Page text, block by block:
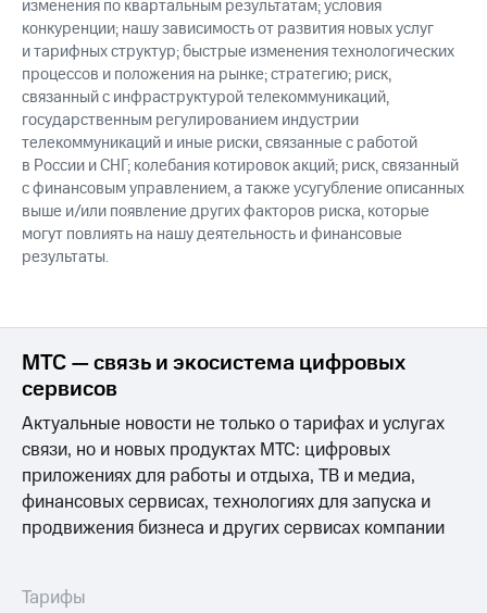
изменения по квартальным результатам; условия
конкуренции; нашу зависимость от развития новых услуг
и тарифных структур; быстрые изменения технологических
процессов и положения на рынке; стратегию; риск,
связанный с инфраструктурой телекоммуникаций,
государственным регулированием индустрии
телекоммуникаций и иные риски, связанные с работой
в России и СНГ; колебания котировок акций; риск, связанный
с финансовым управлением, а также усугубление описанных
выше и/или появление других факторов риска, которые
могут повлиять на нашу деятельность и финансовые
результаты.
МТС — связь и экосистема цифровых
сервисов
Актуальные новости не только о тарифах и услугах
связи, но и новых продуктах МТС: цифровых
приложениях для работы и отдыха, ТВ и медиа,
финансовых сервисах, технологиях для запуска и
продвижения бизнеса и других сервисах компании
Тарифы